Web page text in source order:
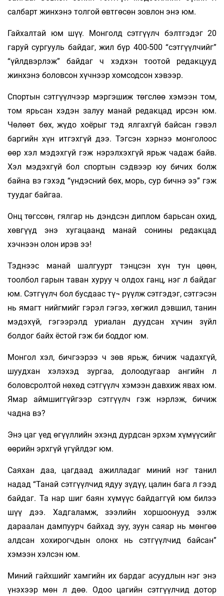
салбарт жинхэнэ толгой өвтгөсөн зовлон энэ юм.
Гайхалтай юм шүү. Монголд сэтгүүлч бэлтгэдэг 20
гаруй сургууль байдаг, жил бүр 400-500 “сэтгүүлчийг”
“үйлдвэрлэж” байдаг ч хэдхэн тоотой редакцууд
жинхэнэ боловсон хүчнээр хомсодсон хэвээр.
Спортын сэтгүүлчээр мэргэшиж төгслөө хэмээн том,
том ярьсан хэдэн залуу манай редакцад ирсэн юм.
Чөлөөт бөх, жүдо хоёрыг тэд ялгахгүй байсан гэвэл
баргийн хүн итгэхгүй дээ. Тэгсэн хэрнээ монголоос
өөр хэл мэдэхгүй гэж нэрэлхэхгүй ярьж чадаж байв.
Хэл мэдэхгүй бол спортын сэдвээр юу бичих болж
байна вэ гэхэд “үндэсний бөх, морь, сур бичнэ ээ” гэж
туудаг байгаа.
Онц төгссөн, гялгар нь дэндсэн диплом барьсан охид,
хөвгүүд энэ хугацаанд манай сонины редакцад
хэчнээн олон ирэв ээ!
Тэднээс манай шалгуурт тэнцсэн хүн тун цөөн,
тоолбол гарын таван хуруу ч олдох ганц, нэг л байдаг
юм. Сэтгүүлч бол бусдаас тү¬ рүүлж сэтгэдэг, сэтгэсэн
нь ямагт нийгмийг гэрэл гэгээ, хөгжил дэвшил, танин
мэдэхүй, гэгээрэлд уриалан дуудсан хүчин зүйл
болдог байх ёстой гэж би боддог юм.
Монгол хэл, бичгээрээ ч зөв ярьж, бичиж чадахгүй,
шуудхан хэлэхэд зургаа, долоодугаар ангийн л
боловсролтой нөхөд сэтгүүлч хэмээн давхиж явах юм.
Ямар аймшиггүйгээр сэтгүүлч гэж нэрлэж, бичиж
чадна вэ?
Энэ цаг үед өгүүллийн эхэнд дурдсан эрхэм хүмүүсийг
өөрийн эрхгүй үгүйлдэг юм.
Саяхан даа, цагдаад ажилладаг миний нэг танил
надад “Танай сэтгүүлчид ядуу зүдүү, цалин бага л гээд
байдаг. Та нар шиг баян хүмүүс байдаггүй юм билээ
шүү дээ. Хадгаламж, зээлийн хоршоонууд ээлж
дараалан дампуурч байхад зуу, зуун саяар нь мөнгөө
алдсан хохирогчдын олонх нь сэтгүүлчид байсан”
хэмээн хэлсэн юм.
Миний гайхшийг хамгийн их бардаг асуудлын нэг энэ
үнэхээр мөн л дөө. Одоо цагийн сэтгүүлчид дотор